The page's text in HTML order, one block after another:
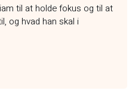
til at holde fokus og til at
og hvad han skal i